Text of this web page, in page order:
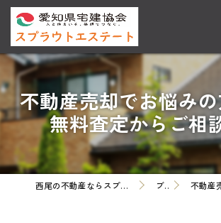
不動産売却でお悩み
無料査定からご相
西尾の不動産ならスプラウトエステート株式会社 ブログ 不動産売却で